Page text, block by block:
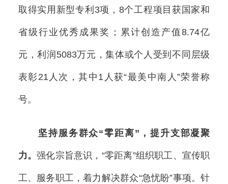
取得实用新型专利3项，8个工程项目获国家和
省级行业优秀成果奖；累计创造产值8.74亿
元，利润5083万元，集体或个人受到不同层级
表彰21人次，其中1人获“最美中南人”荣誉称
号。
坚持服务群众“零距离”，提升支部凝聚
力。强化宗旨意识，“零距离”组织职工、宣传职
工、服务职工，着力解决群众“急忧盼”事项。针